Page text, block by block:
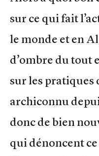
sur ce qui fait
le monde et en
d’ombre du tout
sur les pratiques
archiconnu
donc de bien
qui dénoncent